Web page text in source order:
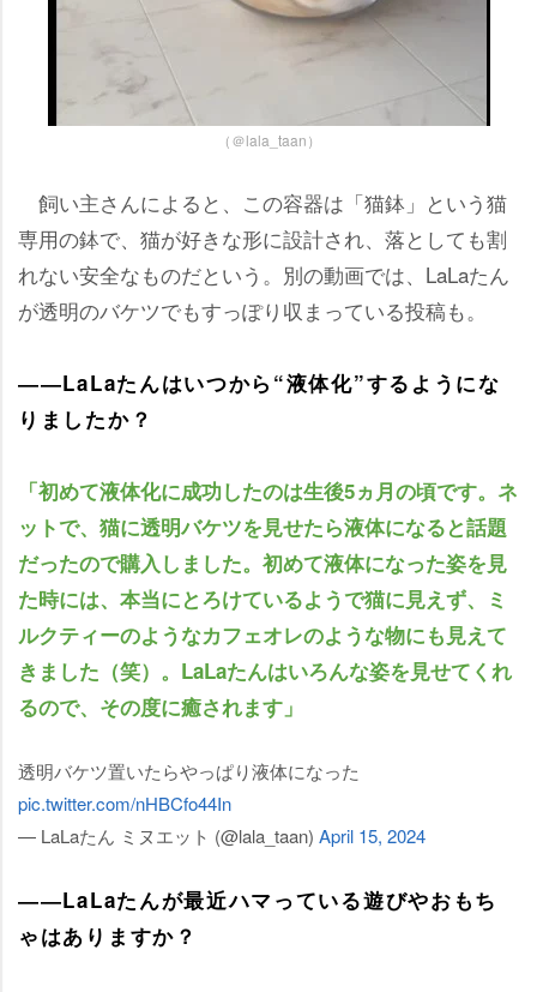
（＠lala_taan）
飼い主さんによると、この容器は「猫鉢」という猫
専用の鉢で、猫が好きな形に設計され、落としても割
れない安全なものだという。別の動画では、LaLaたん
が透明のバケツでもすっぽり収まっている投稿も。
――LaLaたんはいつから“液体化”するようにな
りましたか？
「初めて液体化に成功したのは生後5ヵ月の頃です。ネ
ットで、猫に透明バケツを見せたら液体になると話題
だったので購入しました。初めて液体になった姿を見
た時には、本当にとろけているようで猫に見えず、ミ
ルクティーのようなカフェオレのような物にも見えて
きました（笑）。LaLaたんはいろんな姿を見せてくれ
るので、その度に癒されます」
透明バケツ置いたらやっぱり液体になった
pic.twitter.com/nHBCfo44In
— LaLaたん ミヌエット (@lala_taan) April 15, 2024
――LaLaたんが最近ハマっている遊びやおもち
ゃはありますか？